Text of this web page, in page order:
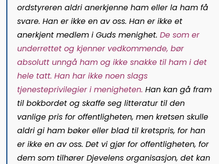
ordstyreren aldri anerkjenne ham eller la ham få
svare. Han er ikke en av oss. Han er ikke et
anerkjent medlem i Guds menighet.De som er
underrettet og kjenner vedkommende, bør
absolutt unngå ham og ikke snakke til ham i det
hele tatt. Han har ikke noen slags
tjenesteprivilegier i menigheten. Han kan gå fram
til bokbordet og skaffe seg litteratur til den
vanlige pris for offentligheten, men kretsen skulle
aldri gi ham bøker eller blad til kretspris, for han
er ikke en av oss. Det vi gjør for offentligheten, for
dem som tilhører Djevelens organisasjon, det kan